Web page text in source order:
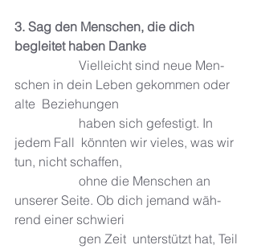
3. Sag den Menschen, die dich
begleitet haben Danke
schen in dein Leben gekom­men oder
alte  Bezie­hun­gen
jedem Fall  könn­ten wir vieles, was wir
tun, nicht schaf­fen,
unse­rer Seite. Ob dich jemand wäh­
rend einer schwie­ri­